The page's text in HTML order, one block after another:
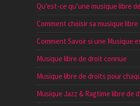
Qu’est-ce qu’une musique libre
Comment choisir sa musique libre
Comment Savoir si une Musique
Musique libre de droit connue
Musique libre de droits pour
Musique Jazz & Ragtime libre de